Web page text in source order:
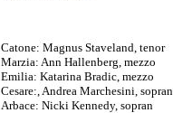
Catone: Magnus Staveland, tenor
Marzia: Ann Hallenberg, mezzo
Emilia: Katarina Bradic, mezzo
Cesare:, Andrea Marchesini, sopran
Arbace: Nicki Kennedy, sopran